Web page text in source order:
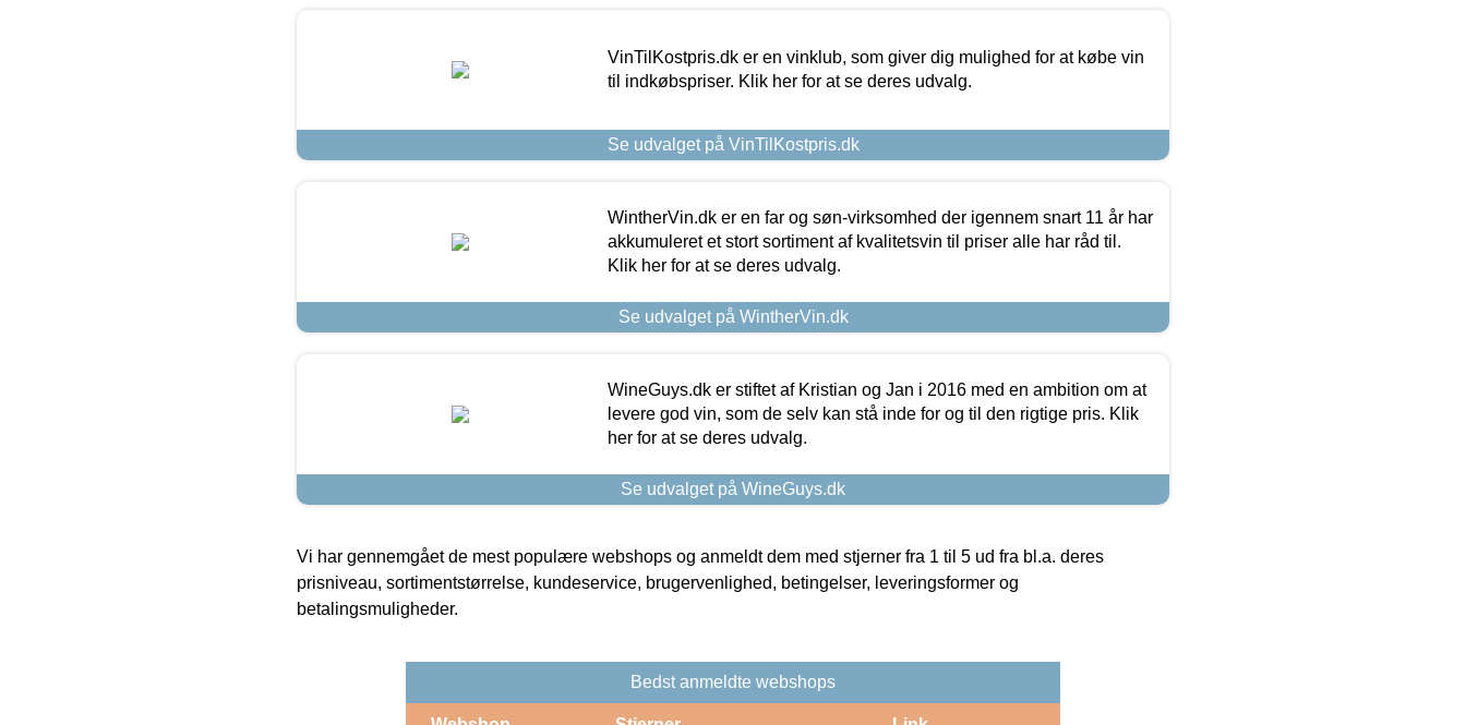
VinTilKostpris.dk er en vinklub, som giver dig mulighed for at købe vin
til indkøbspriser. Klik her for at se deres udvalg.
Se udvalget på VinTilKostpris.dk
WintherVin.dk er en far og søn-virksomhed der igennem snart 11 år har
akkumuleret et stort sortiment af kvalitetsvin til priser alle har råd til.
Klik her for at se deres udvalg.
Se udvalget på WintherVin.dk
WineGuys.dk er stiftet af Kristian og Jan i 2016 med en ambition om at
levere god vin, som de selv kan stå inde for og til den rigtige pris. Klik
her for at se deres udvalg.
Se udvalget på WineGuys.dk
Vi har gennemgået de mest populære webshops og anmeldt dem med stjerner fra 1 til 5 ud fra bl.a. deres
prisniveau, sortimentstørrelse, kundeservice, brugervenlighed, betingelser, leveringsformer og
betalingsmuligheder.
Bedst anmeldte webshops